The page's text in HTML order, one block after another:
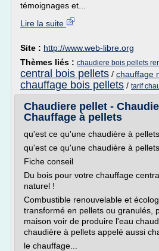
témoignages et...
Lire la suite
Site : http://www.web-libre.org
Thèmes liés : chaudiere bois pellets
central bois pellets / chauffage
chauffage bois pellets / tarif
Chaudiere pellet -
Chauffage à pellets
qu'est ce qu'une chaudière à
qu'est ce qu'une chaudière à
Fiche conseil
Du bois pour votre chauffage
naturel !
Combustible renouvelable et
transformé en pellets ou granulés,
maison voir de produire l'eau
chaudière à pellets appelé aussi
le chauffage...